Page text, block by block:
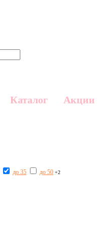
Каталог Акции
до 35 до 50 +2